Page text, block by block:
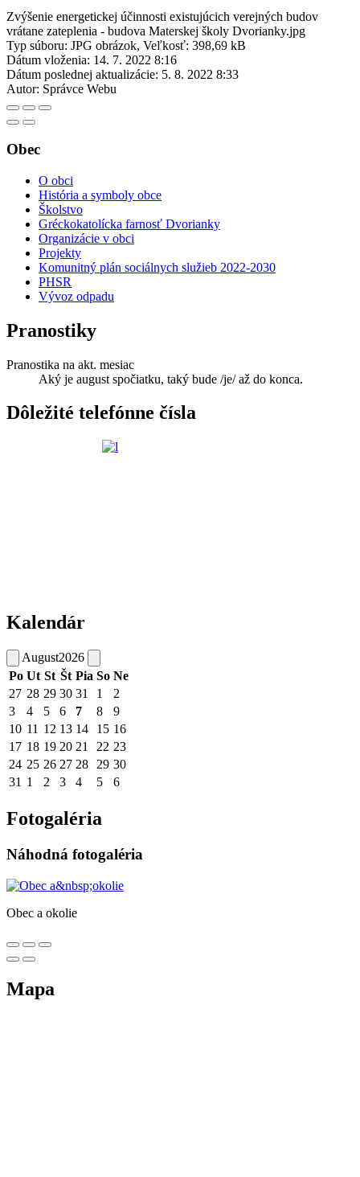
Zvýšenie energetickej účinnosti existujúcich verejných budov
vrátane zateplenia - budova Materskej školy Dvorianky.jpg
Typ súboru: JPG obrázok, Veľkosť: 398,69 kB
Dátum vloženia: 14. 7. 2022 8:16
Dátum poslednej aktualizácie: 5. 8. 2022 8:33
Autor: Správce Webu
Obec
O obci
História a symboly obce
Školstvo
Gréckokatolícka farnosť Dvorianky
Organizácie v obci
Projekty
Komunitný plán sociálnych služieb 2022-2030
PHSR
Vývoz odpadu
Pranostiky
Pranostika na akt. mesiac
Aký je august spočiatku, taký bude /je/ až do konca.
Dôležité telefónne čísla
Kalendár
August2026
Po Ut St Št Pia So Ne
27 28 29 30 31 1
2
3
4 5 6 7 8
9
10 11 12 13 14 15 16
17 18 19 20 21 22 23
24 25 26 27 28 29 30
31 1 2 3 4 5 6
Fotogaléria
Náhodná fotogaléria
Obec a okolie
Mapa